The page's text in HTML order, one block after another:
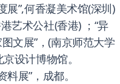
展”,何香凝美术馆(深圳)
艺术公社(香港) ；“异
文展”，(南京师范大学
设计博物馆。
展”，成都。